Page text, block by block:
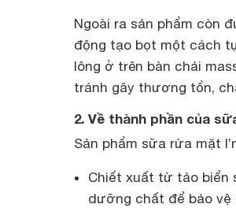
Ngoài ra sản phẩm còn
động tạo bọt một cách
lông ở trên bàn chải
tránh gây thương tổn,
2. Về thành phần của
Sản phẩm sữa rửa mặt
Chiết xuất từ tảo biển
dưỡng chất để bảo vệ